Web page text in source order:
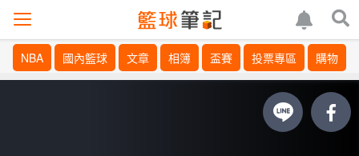
NBA 國內籃球 文章 相簿 盃賽 投票專區 購物